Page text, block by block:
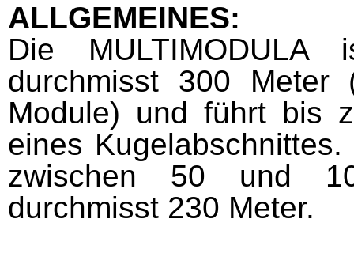
ALLGEMEINES:
Die
durchmisst 300
Module) und führt bis
eines
zwischen 50 und
durchmisst 230 Meter.